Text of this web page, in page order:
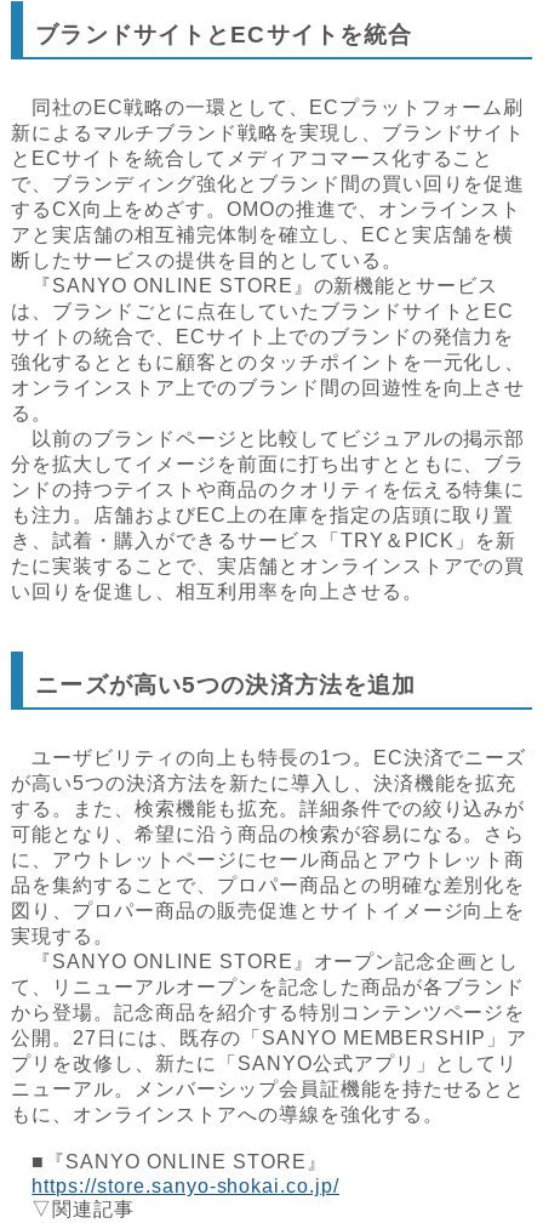
ブランドサイトとECサイトを統合
同社のEC戦略の一環として、ECプラットフォーム刷
新によるマルチブランド戦略を実現し、ブランドサイト
とECサイトを統合してメディアコマース化すること
で、ブランディング強化とブランド間の買い回りを促進
するCX向上をめざす。OMOの推進で、オンラインスト
アと実店舗の相互補完体制を確立し、ECと実店舗を横
断したサービスの提供を目的としている。
『SANYO ONLINE STORE』の新機能とサービス
は、ブランドごとに点在していたブランドサイトとEC
サイトの統合で、ECサイト上でのブランドの発信力を
強化するとともに顧客とのタッチポイントを一元化し、
オンラインストア上でのブランド間の回遊性を向上させ
る。
以前のブランドページと比較してビジュアルの掲示部
分を拡大してイメージを前面に打ち出すとともに、ブラ
ンドの持つテイストや商品のクオリティを伝える特集に
も注力。店舗およびEC上の在庫を指定の店頭に取り置
き、試着・購入ができるサービス「TRY＆PICK」を新
たに実装することで、実店舗とオンラインストアでの買
い回りを促進し、相互利用率を向上させる。
ニーズが高い5つの決済方法を追加
ユーザビリティの向上も特長の1つ。EC決済でニーズ
が高い5つの決済方法を新たに導入し、決済機能を拡充
する。また、検索機能も拡充。詳細条件での絞り込みが
可能となり、希望に沿う商品の検索が容易になる。さら
に、アウトレットページにセール商品とアウトレット商
品を集約することで、プロパー商品との明確な差別化を
図り、プロパー商品の販売促進とサイトイメージ向上を
実現する。
『SANYO ONLINE STORE』オープン記念企画とし
て、リニューアルオープンを記念した商品が各ブランド
から登場。記念商品を紹介する特別コンテンツページを
公開。27日には、既存の「SANYO MEMBERSHIP」ア
プリを改修し、新たに「SANYO公式アプリ」としてリ
ニューアル。メンバーシップ会員証機能を持たせるとと
もに、オンラインストアへの導線を強化する。
■『SANYO ONLINE STORE』
https://store.sanyo-shokai.co.jp/
▽関連記事